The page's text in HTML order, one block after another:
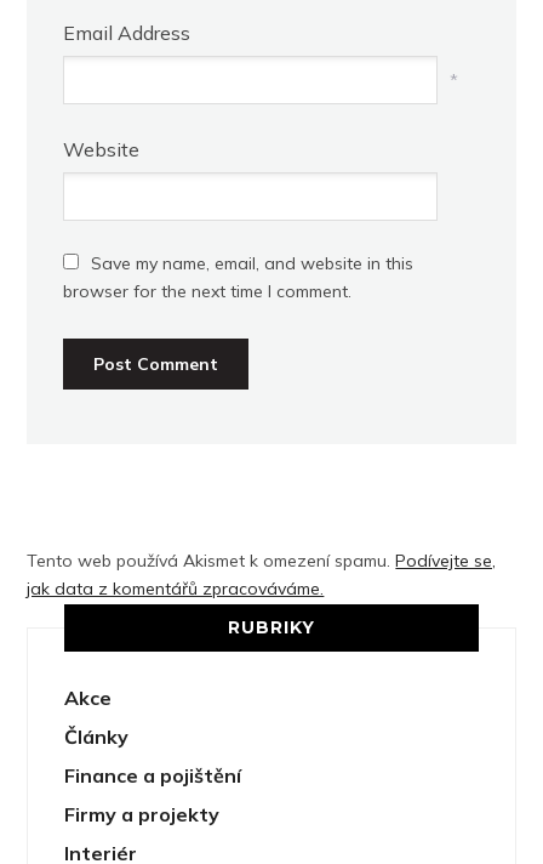
Email Address
*
Website
Save my name, email, and website in this
browser for the next time I comment.
Tento web používá Akismet k omezení spamu.Podívejte se,
jak data z komentářů zpracováváme.
RUBRIKY
Akce
Články
Finance a pojištění
Firmy a projekty
Interiér